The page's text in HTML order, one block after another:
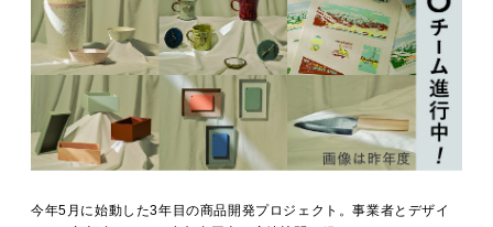
今年5月に始動した3年目の商品開発プロジェクト。事業者とデザイ